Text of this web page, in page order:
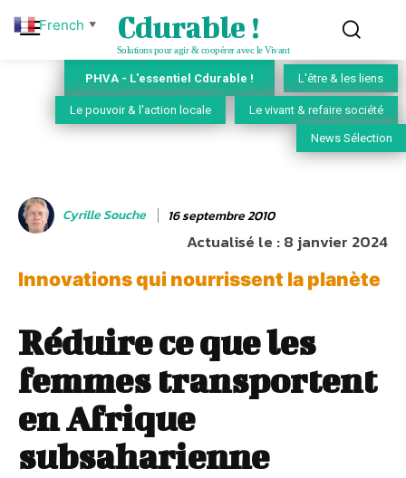
Cdurable !
Solutions pour agir & coopérer avec le Vivant
PHVA - L'essentiel Cdurable ! L'être & les liens
Le pouvoir & l'action locale Le vivant & refaire société
News Sélection
Cyrille Souche 16 septembre 2010
Actualisé le :8 janvier 2024
Innovations qui nourrissent la planète
Réduire ce que les
femmes transportent
en Afrique
subsaharienne
French ▼